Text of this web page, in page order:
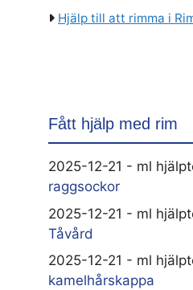
Hjälp till att rimma i
Fått hjälp med rim
2025-12-21 - ml
raggsockor
2025-12-21 - ml
Tåvård
2025-12-21 - ml
kamelhårskappa